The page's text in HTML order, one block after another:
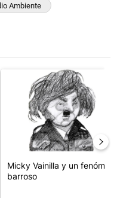
Ambiente
"El FBI desembarcó en
Un artículo de tendencia
Micky Vainilla y un fenómeno
barroso